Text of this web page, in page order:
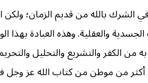
بالله من قديم الزمان؛
الجسدية والعقلية. وهذه
من الكفر والتشريع والتحليل
أكثر من موطن من كتاب الله عز وجل